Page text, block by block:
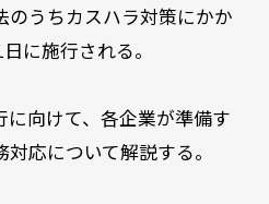
のうちカスハラ対策にかか
日に施行される。
向けて、各企業が準備す
応について解説する。